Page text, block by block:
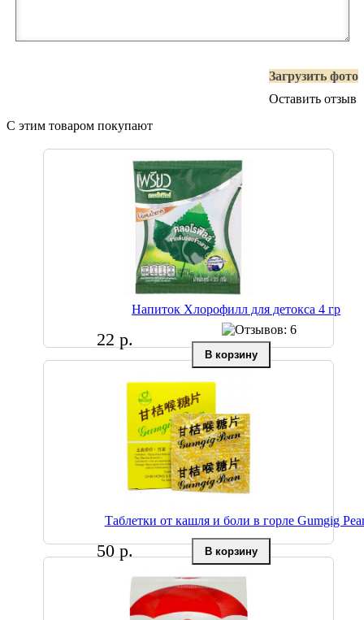
Загрузить фото
Оставить отзыв
С этим товаром покупают
Напиток Хлорофилл для детокса 4 гр
22 р.
Таблетки от кашля и боли в горле Gumgig
50 р.